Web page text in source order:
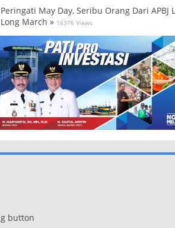
Peringati May Day, Seribu Orang Dari APBJ
Long March » 16376 Views